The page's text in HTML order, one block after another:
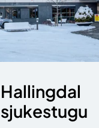
Hallingdal
sjukestugu